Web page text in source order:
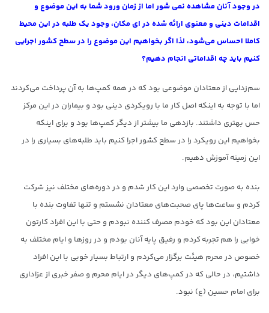
در وجود آنان مشاهده نمی‌ شور اما از زمان ورود شما به این موضوع و
اقدامات دینی و معنوی ارائه شده در ای مکان‌، وجود یک طلبه در این محیط
کاملا احساس می‌شود، لذا اگر بخواهیم این موضوع را در سطح کشور اجرایی
کنیم باید چه اقداماتی انجام دهیم؟
سم‌زدایی از معتادان موضوعی بود که در همه کمپ‌ها به آن پرداخت می‌کردند
اما با توجه به اینکه اصل کار ما با رویکردی دینی بود و بیماران در این مرکز
حس بهتری داشتند. بازدهی ما بیشتر از دیگر کمپ‌ها بود و برای اینکه
بخواهیم این رویکرد را در سطح کشور اجرا کنیم باید طلبه‌های بسیاری را در
این زمینه آموزش دهیم.
بنده به صورت تخصصی وارد این کار شدم و در دوره‌های مختلف نیز شرکت
کردم و ساعت‌ها پای صحبت‌های معتادان نشستم و تنها تفاوت بنده با
معتادان این بود که خودم مصرف کننده نبودم و حتی با این افراد کارتون
خوابی را هم تجربه کردم و رفیق پایه آنان بودم و در روزها و ایام مختلف به
خصوص در محرم هیئت برگزار می‌کردم و ارتباط بسیار خوبی با این افراد
داشتیم، در حالی که در کمپ‌های دیگر در ایام محرم و صفر خبری از عزاداری
برای امام حسین (ع) نبود.